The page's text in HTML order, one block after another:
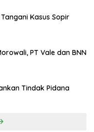
Kasus Sopir
PT Vale dan BNN
Tindak Pidana